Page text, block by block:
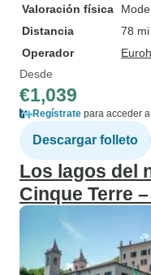
Valoración física
Distancia
78 mi
Operador
Desde
€1,039
Regístrate para acceder
Descargar folleto
Los lagos del
Cinque Terre